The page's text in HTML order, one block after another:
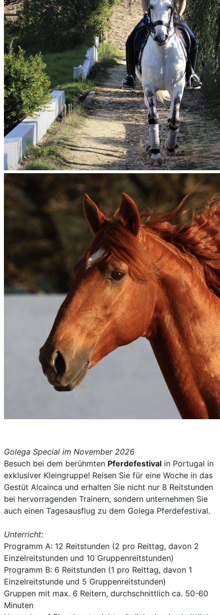
Golega Special im November 2026
Besuch bei dem berühmten Pferdefestival in Portugal in
exklusiver Kleingruppe! Reisen Sie für eine Woche in das
Gestüt Alcainca und erhalten Sie nicht nur 8 Reitstunden
bei hervorragenden Trainern, sondern unternehmen Sie
auch einen Tagesausflug zu dem Golega Pferdefestival.
Unterricht:
Programm A: 12 Reitstunden (2 pro Reittag, davon 2
Einzelreitstunden und 10 Gruppenreitstunden)
Programm B: 6 Reitstunden (1 pro Reittag, davon 1
Einzelreitstunde und 5 Gruppenreitstunden)
Gruppen mit max. 6 Reitern, durchschnittlich ca. 50-60
Minuten